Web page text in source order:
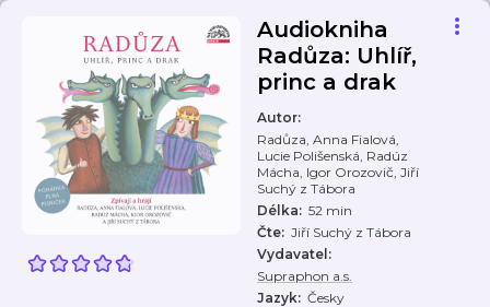
Audiokniha
Radůza: Uhlíř,
princ a drak
Autor:
Radůza, Anna Fialová,
Lucie Polišenská, Radúz
Mácha, Igor Orozovič, Jiří
Suchý z Tábora
Délka: 52 min
Čte: Jiří Suchý z Tábora
Vydavatel :
Supraphon a.s.
Jazyk: Česky